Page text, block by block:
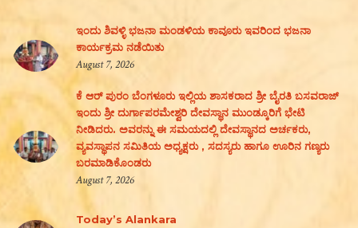
ಇಂದು ಶಿವಳ್ಳಿ ಭಜನಾ ಮಂಡಳಿಯ ಕಾವೂರು ಇವರಿಂದ ಭಜನಾ
ಕಾರ್ಯಕ್ರಮ ನಡೆಯಿತು
August 7, 2026
ಕೆ ಆರ್ ಪುರಂ ಬೆಂಗಳೂರು ಇಲ್ಲಿಯ ಶಾಸಕರಾದ ಶ್ರೀ ಬೈರತಿ ಬಸವರಾಜ್
ಇಂದು ಶ್ರೀ ದುರ್ಗಾಪರಮೇಶ್ವರಿ ದೇವಸ್ಥಾನ ಮುಂಡ್ಕೂರಿಗೆ ಭೇಟಿ
ನೀಡಿದರು. ಅವರನ್ನು ಈ ಸಮಯದಲ್ಲಿ ದೇವಸ್ಥಾನದ ಅರ್ಚಕರು,
ವ್ಯವಸ್ಥಾಪನ ಸಮಿತಿಯ ಅಧ್ಯಕ್ಷರು , ಸದಸ್ಯರು ಹಾಗೂ ಊರಿನ ಗಣ್ಯರು
ಬರಮಾಡಿಕೊಂಡರು
August 7, 2026
Today’s Alankara